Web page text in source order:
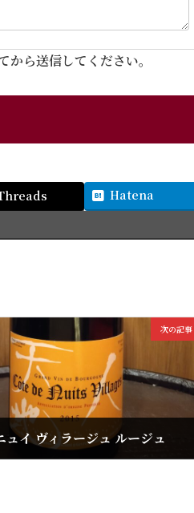
ら送信してください。
Hatena
次の記事
ュイ ヴィラージュ ルージュ